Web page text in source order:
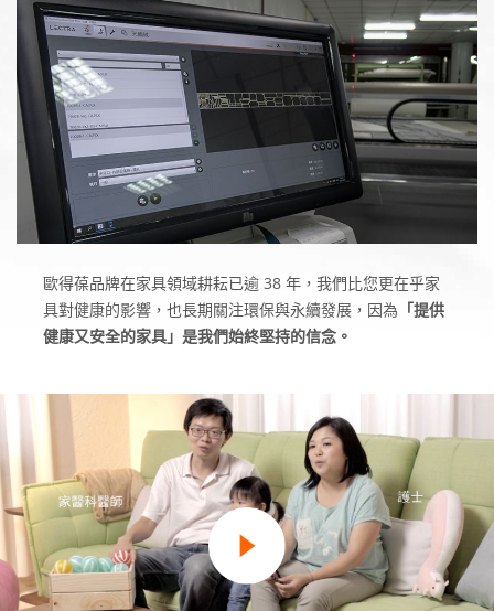
歐得葆品牌在家具領域耕耘已逾 38 年，我們比您更在乎家
具對健康的影響，也長期關注環保與永續發展，因為 「提供
健康又安全的家具」是我們始終堅持的信念。